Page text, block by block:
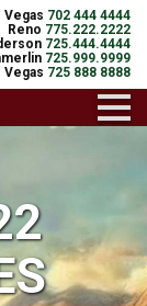
Vegas 702 444 4444
Reno 775.222.2222
725.444.4444
725.999.9999
Vegas 725 888 8888